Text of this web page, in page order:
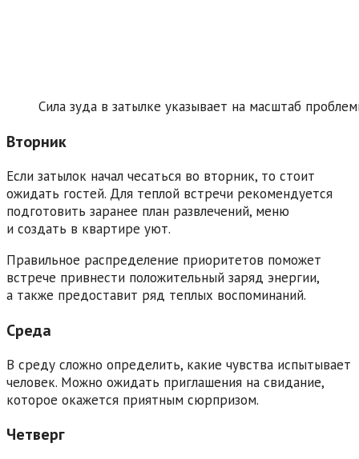
Сила зуда в затылке указывает на масштаб
Вторник
Если затылок начал чесаться во вторник, то стоит
ожидать гостей. Для теплой встречи рекомендуется
подготовить заранее план развлечений, меню
и создать в квартире уют.
Правильное распределение приоритетов поможет
встрече привнести положительный заряд энергии,
а также предоставит ряд теплых воспоминаний.
Среда
В среду сложно определить, какие чувства испытывает
человек. Можно ожидать приглашения на свидание,
которое окажется приятным сюрпризом.
Четверг